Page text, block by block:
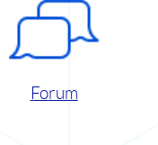
Forum